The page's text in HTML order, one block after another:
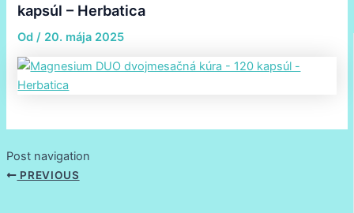
kapsúl – Herbatica
Od / 20. mája 2025
Post navigation
PREVIOUS